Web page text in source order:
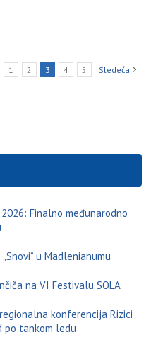
1 2 3 4 5 Sledeća
Finalno međunarodno
u Madlenianumu
na VI Festivalu SOLA
regionalna konferencija Rizici
po tankom ledu